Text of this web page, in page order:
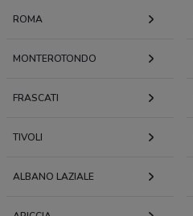
ROMA
MONTEROTONDO
FRASCATI
TIVOLI
ALBANO LAZIALE